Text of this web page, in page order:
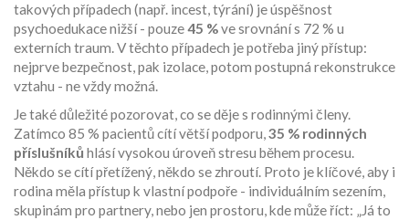
takových případech (např. incest, týrání) je úspěšnost
psychoedukace nižší - pouze45 %ve srovnání s 72 % u
externích traum. V těchto případech je potřeba jiný přístup:
nejprve bezpečnost, pak izolace, potom postupná rekonstrukce
vztahu - ne vždy možná.
Je také důležité pozorovat, co se děje s rodinnými členy.
Zatímco 85 % pacientů cítí větší podporu,35 % rodinných
příslušníků hlásí vysokou úroveň stresu během procesu.
Někdo se cítí přetížený, někdo se zhroutí. Proto je klíčové, aby i
rodina měla přístup k vlastní podpoře - individuálním sezením,
skupinám pro partnery, nebo jen prostoru, kde může říct: „Já to